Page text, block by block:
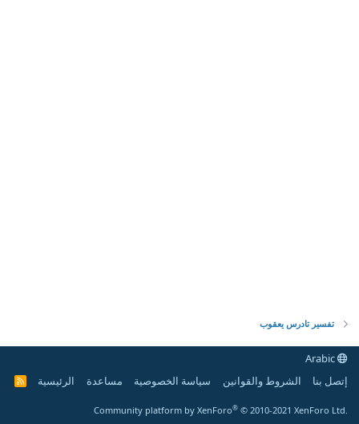
تفسير تادرس يعقوب
إتصل بنا
الشروط والقوانين سياسة الخصوصية مساعدة الرئيسية
R
Community platform by XenForo® © 2010-2021 XenForo Ltd.